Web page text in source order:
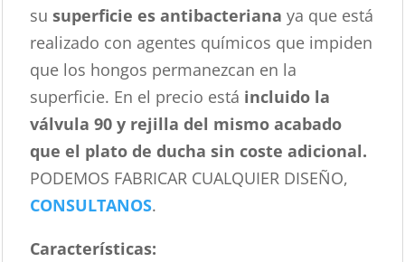
susuperficie es antibacterianaya que está
realizado con agentes químicos que impiden
que los hongos permanezcan en la
superficie. En el precio está incluido la
válvula 90 y rejilla del mismo acabado
que el plato de ducha sin coste adicional.
PODEMOS FABRICAR CUALQUIER DISEÑO,
CONSULTANOS.
Características: